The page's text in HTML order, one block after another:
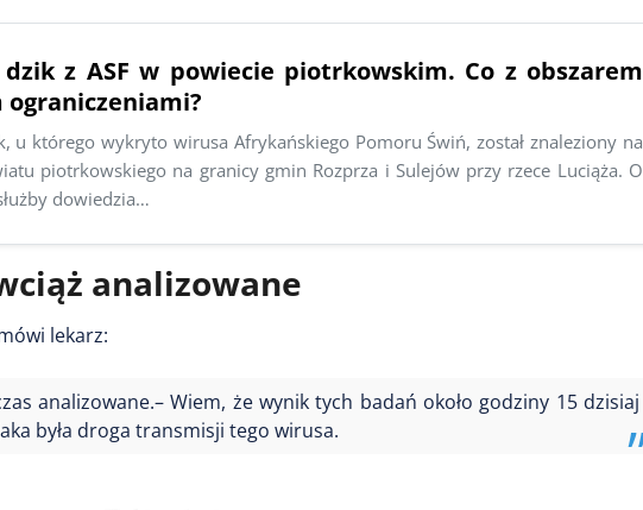
z ASF w powiecie piotrkowskim. Co z obszarem
u którego wykryto wirusa Afrykańskiego Pomoru Świń, został znaleziony na
piotrkowskiego na granicy gmin Rozprza i Sulejów przy rzece Luciąża. O
dowiedzia…
analizowane
lekarz:
analizowane.– Wiem, że wynik tych badań około godziny 15 dzisiaj
była droga transmisji tego wirusa.